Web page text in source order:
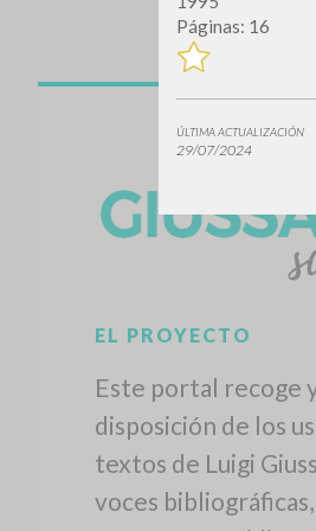
Páginas: 16
ÚLTIMA ACTUALIZACIÓN
29/07/2024
EL PROYECTO
Este portal recoge
disposición de los
textos de Luigi
voces